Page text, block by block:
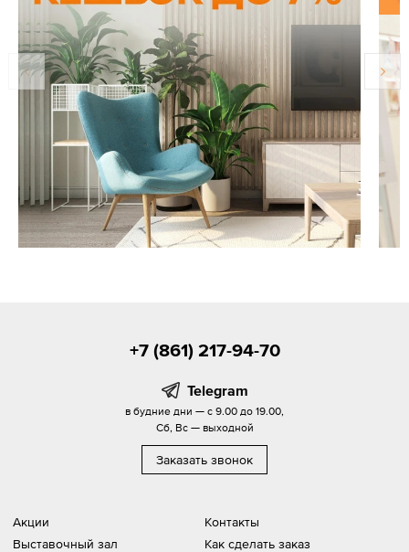
Акции
Выставочный зал
Контакты
Как сделать заказ
+7 (861) 217-94-70
Telegram
в будние дни — с 9.00 до 19.00,
Сб, Вс — выходной
Заказать звонок